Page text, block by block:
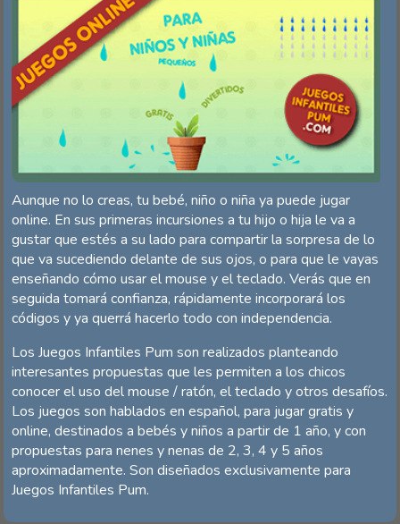
Aunque no lo creas, tu bebé, niño o niña ya puede jugar
online. En sus primeras incursiones a tu hijo o hija le va a
gustar que estés a su lado para compartir la sorpresa de lo
que va sucediendo delante de sus ojos, o para que le vayas
enseñando cómo usar el mouse y el teclado. Verás que en
seguida tomará confianza, rápidamente incorporará los
códigos y ya querrá hacerlo todo con independencia.
Los Juegos Infantiles Pum son realizados planteando
interesantes propuestas que les permiten a los chicos
conocer el uso del mouse / ratón, el teclado y otros desafíos.
Los juegos son hablados en español, para jugar gratis y
online, destinados a bebés y niños a partir de 1 año, y con
propuestas para nenes y nenas de 2, 3, 4 y 5 años
aproximadamente. Son diseñados exclusivamente para
Juegos Infantiles Pum.